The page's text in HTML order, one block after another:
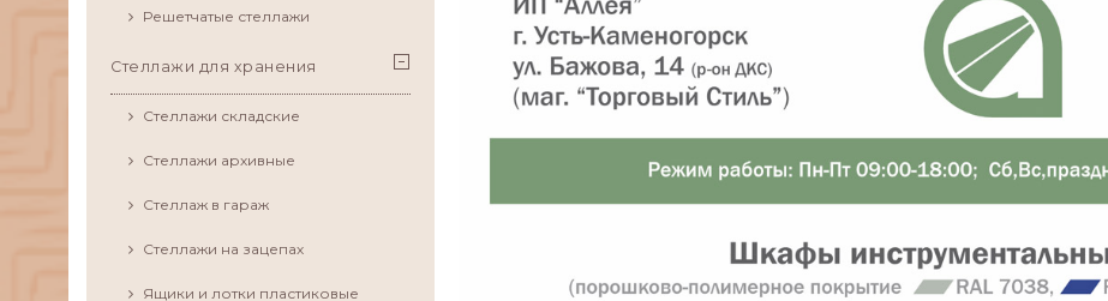
Решетчатые стеллажи
Стеллажи для хранения
Стеллажи складские
Стеллажи архивные
Стеллаж в гараж
Стеллажи на зацепах
Ящики и лотки пластиковые